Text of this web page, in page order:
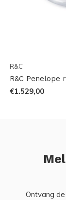
R&C
R&C Penelope
€1.529,00
Ontvang